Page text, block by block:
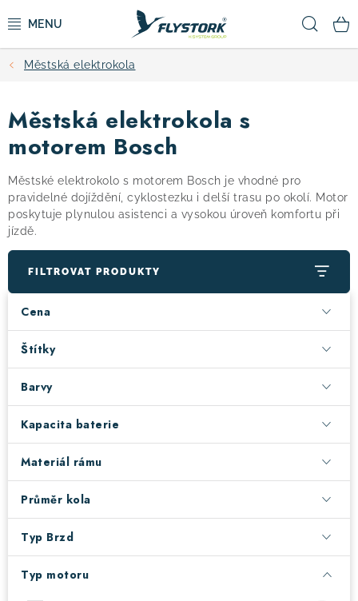
na
CYKLISTIKA
ZIMNÍ SPORTY
OBLEČENÍ A BOTY
DOPLŇKY
CAMPING
VÝPRODEJ
! Akce !
Testovací centrum
Půjčovna nosičů kol Kontakt
Městská elektrokola
Městská elektrokola s
motorem Bosch
Městské elektrokolo s motorem Bosch je vhodné pro
pravidelné dojíždění, cyklostezku i delší trasu po okolí. Motor
poskytuje plynulou asistenci a vysokou úroveň komfortu při
jízdě.
FILTROVAT PRODUKTY
Cena
Štítky
Barvy
Kapacita baterie
Materiál rámu
Průměr kola
Typ Brzd
Typ motoru